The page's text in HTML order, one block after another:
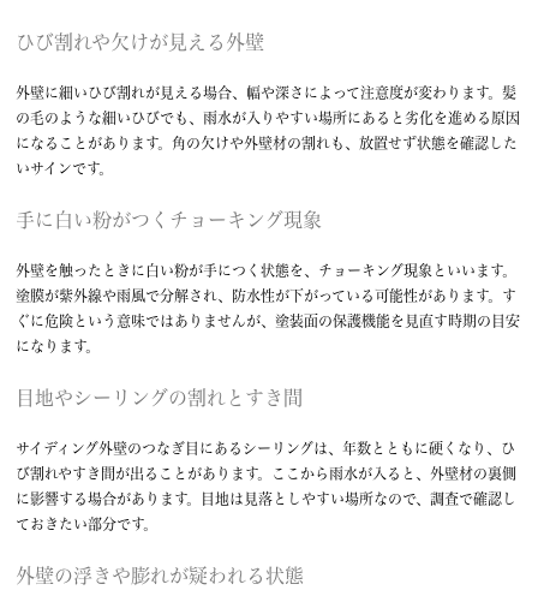
ひび割れや欠けが見える外壁
外壁に細いひび割れが見える場合、幅や深さによって注意度が変わります。髪
の毛のような細いひびでも、雨水が入りやすい場所にあると劣化を進める原因
になることがあります。角の欠けや外壁材の割れも、放置せず状態を確認した
いサインです。
手に白い粉がつくチョーキング現象
外壁を触ったときに白い粉が手につく状態を、チョーキング現象といいます。
塗膜が紫外線や雨風で分解され、防水性が下がっている可能性があります。す
ぐに危険という意味ではありませんが、塗装面の保護機能を見直す時期の目安
になります。
目地やシーリングの割れとすき間
サイディング外壁のつなぎ目にあるシーリングは、年数とともに硬くなり、ひ
び割れやすき間が出ることがあります。ここから雨水が入ると、外壁材の裏側
に影響する場合があります。目地は見落としやすい場所なので、調査で確認し
ておきたい部分です。
外壁の浮きや膨れが疑われる状態